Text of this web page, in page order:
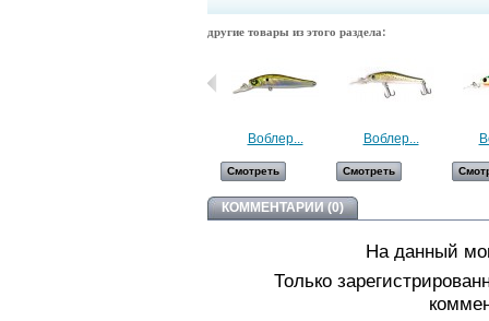
другие товары из этого раздела:
Воблер...
Смотреть
Воблер...
Смотреть
КОММЕНТАРИИ (0)
На данный
Только